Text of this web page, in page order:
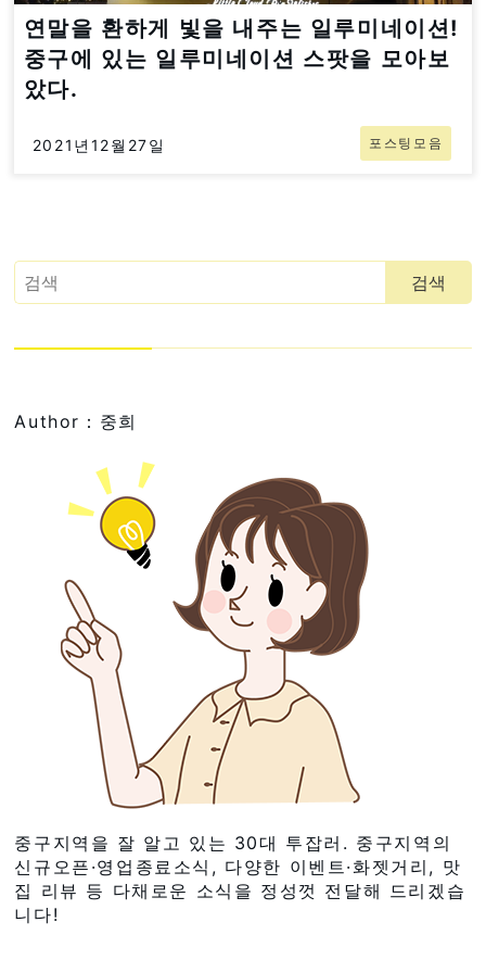
연말을 환하게 빛을 내주는 일루미네이션!
중구에 있는 일루미네이션 스팟을 모아보
았다.
2021년12월27일 포스팅모음
Author：중희
중구지역을 잘 알고 있는 30대 투잡러. 중구지역의
신규오픈·영업종료소식, 다양한 이벤트·화젯거리, 맛
집 리뷰 등 다채로운 소식을 정성껏 전달해 드리겠습
니다!